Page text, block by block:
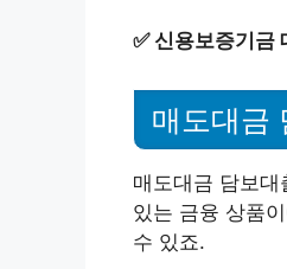
✅신용보증기금
매도대금
매도대금 담보
있는 금융 상품
수 있죠.